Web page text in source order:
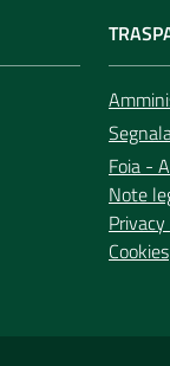
Foia -
Note
Cookies